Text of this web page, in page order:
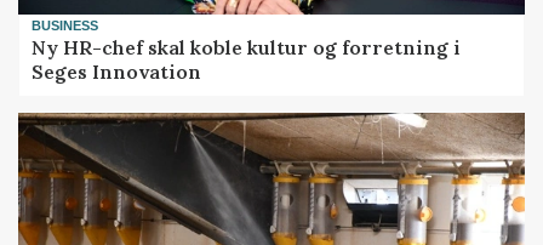
BUSINESS
Ny HR-chef skal koble kultur og forretning i
Seges Innovation